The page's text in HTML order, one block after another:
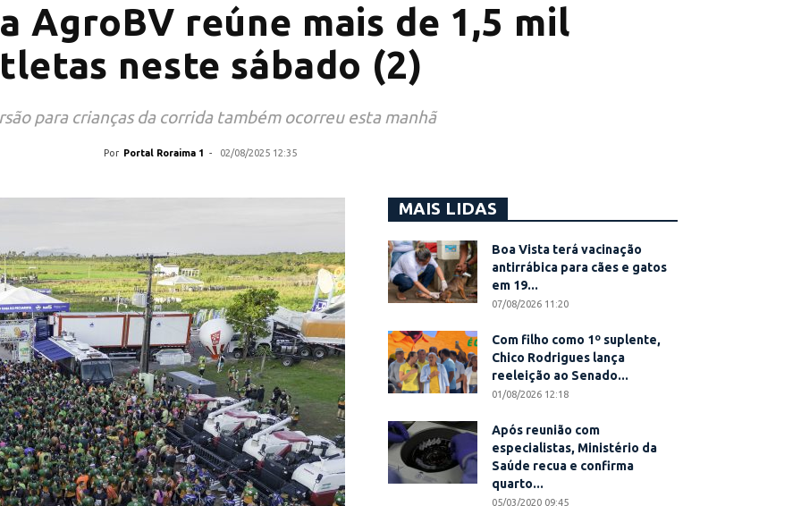
AgroBV reúne mais de 1,5 mil
neste sábado (2)
para crianças da corrida também ocorreu esta manhã
Por Portal Roraima 1 - 02/08/2025 12:35
MAIS LIDAS
Boa Vista terá vacinação
antirrábica para cães e gatos
em 19...
07/08/2026 11:20
Com filho como 1º suplente,
Chico Rodrigues lança
reeleição ao Senado...
01/08/2026 12:18
Após reunião com
especialistas, Ministério da
Saúde recua e confirma
quarto...
05/03/2020 09:45